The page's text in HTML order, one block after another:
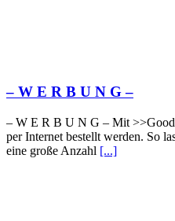
– W Ε R Β U Ν G –
– W Ε R Β U Ν G – Mit
per Internet bestellt werden. So
eine große Anzahl [...]